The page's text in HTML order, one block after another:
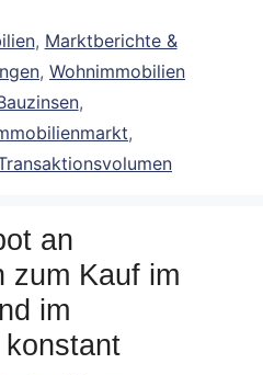
, Marktberichte &
, Wohnimmobilien
,
,
an
zum Kauf im
im